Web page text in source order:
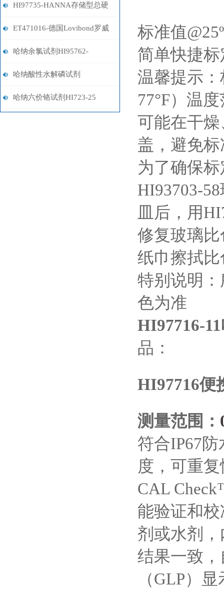
HI97735-HANNA存储型总硬
度比色计
ET471016-德国Lovibond罗威
邦DPD试剂
哈纳余氯试剂HI95762-
01/HI95762-03
哈纳酸性水解磷试剂
HI93758B-50
哈纳六价铬试剂HI723-25
标准值
简单快捷
温馨提示：
77°F）温
可能在干
盖，避免
为了确保
HI93703-
皿后，用
修复玻璃
纸巾擦拭
特别说明
色为准
HI97716-11
品：
HI97716便
测量范围 ：
符合IP67
度，可重
CAL
能验证和
剂或水剂
结果一致
（GLP）
显